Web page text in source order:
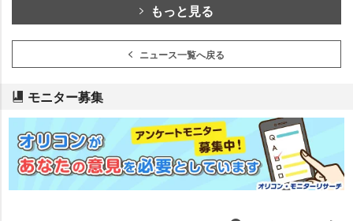
もっと見る
ニュース一覧へ戻る
モニター募集